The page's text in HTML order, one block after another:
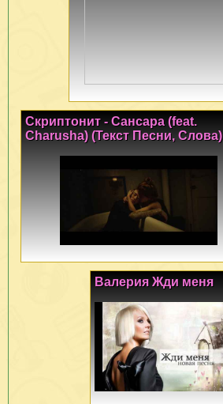
Скриптонит - Сансара (feat.
Charusha) (Текст Песни, Слова)
Валерия Жди меня